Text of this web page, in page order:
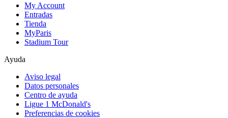
My Account
Entradas
Tienda
MyParis
Stadium Tour
Ayuda
Aviso legal
Datos personales
Centro de ayuda
Ligue 1 McDonald's
Preferencias de cookies